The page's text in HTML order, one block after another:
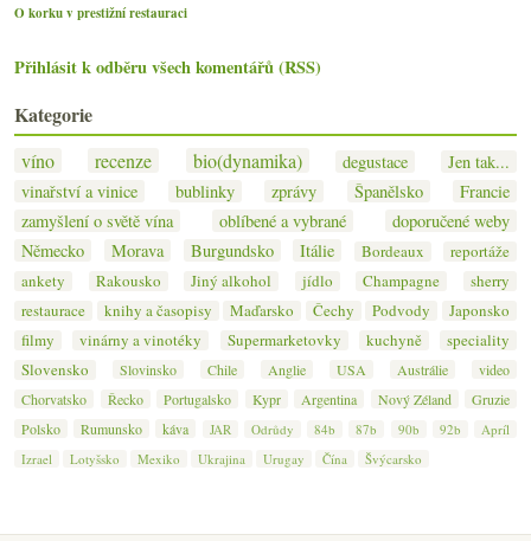
O korku v prestižní restauraci
Přihlásit k odběru všech komentářů (RSS)
Kategorie
víno recenze bio(dynamika) degustace
Jen tak...
vinařství a vinice
bublinky zprávy Španělsko
Francie
zamyšlení o světě vína
oblíbené a vybrané
doporučené weby
Německo
Morava Burgundsko Itálie Bordeaux
reportáže
ankety
Rakousko Jiný alkohol jídlo Champagne
sherry
restaurace
knihy a časopisy Maďarsko Čechy Podvody
Japonsko
filmy
vinárny a vinotéky Supermarketovky kuchyně
speciality
Slovensko
Slovinsko Chile Anglie USA Austrálie
video
Chorvatsko
Řecko Portugalsko Kypr Argentina Nový Zéland
Gruzie
Polsko
Rumunsko káva JAR Odrůdy 84b 87b 90b 92b
Apríl
Izrael
Lotyšsko Mexiko Ukrajina Urugay Čína Švýcarsko